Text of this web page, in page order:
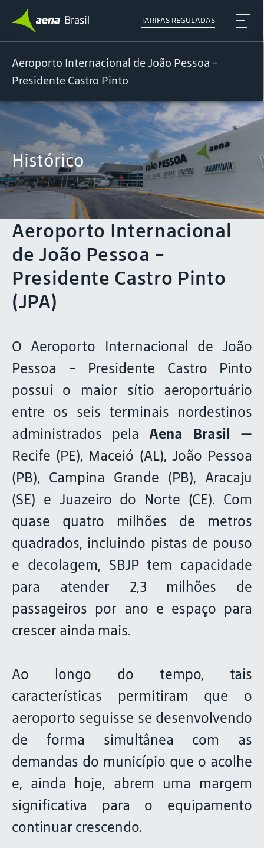
TARIFAS REGULADAS
Aeroporto Internacional de João Pessoa -
Presidente Castro Pinto
Histórico
Aeroporto Internacional
de João Pessoa -
Presidente Castro Pinto
(JPA)
O Aeroporto Internacional de João
Pessoa - Presidente Castro Pinto
possui o maior sítio aeroportuário
entre os seis terminais nordestinos
administrados pela Aena Brasil —
Recife (PE), Maceió (AL), João Pessoa
(PB), Campina Grande (PB), Aracaju
(SE) e Juazeiro do Norte (CE). Com
quase quatro milhões de metros
quadrados, incluindo pistas de pouso
e decolagem, SBJP tem capacidade
para atender 2,3 milhões de
passageiros por ano e espaço para
crescer ainda mais.
Ao longo do tempo, tais
características permitiram que o
aeroporto seguisse se desenvolvendo
de forma simultânea com as
demandas do município que o acolhe
e, ainda hoje, abrem uma margem
significativa para o equipamento
continuar crescendo.